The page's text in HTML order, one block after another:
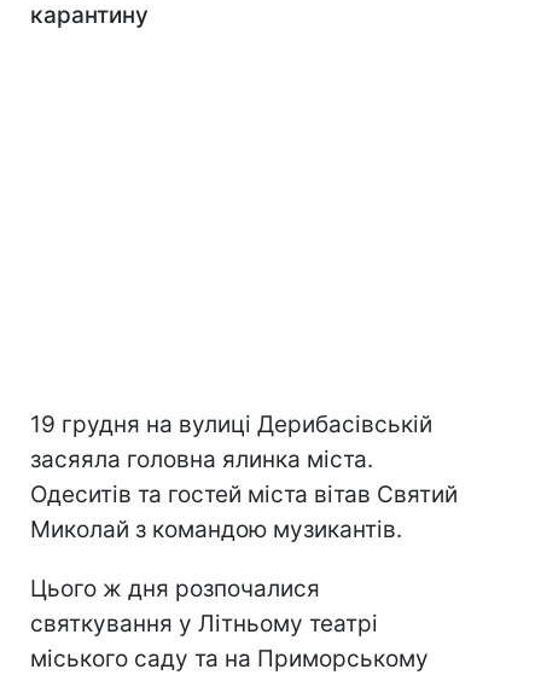
карантину
19 грудня на вулиці Дерибасівській
засяяла головна ялинка міста.
Одеситів та гостей міста вітав Святий
Миколай з командою музикантів.
Цього ж дня розпочалися
святкування у Літньому театрі
міського саду та на Приморському